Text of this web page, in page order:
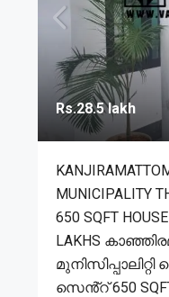
Rs.28.5 lakh
MUNICIPALITY
650 SQFT
LAKHS
സെൻ്റ് 650